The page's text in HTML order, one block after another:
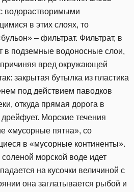
водорастворимыми
в этих слоях, то
– фильтрат. Фильтрат, в
в подземные водоносные слои,
вред окружающей
закрытая бутылка из пластика
под действием паводков
откуда прямая дорога в
Морские течения
«мусорные пятна», со
в «мусорные континенты».
морской воде идет
на кусочки величиной с
она заглатывается рыбой и